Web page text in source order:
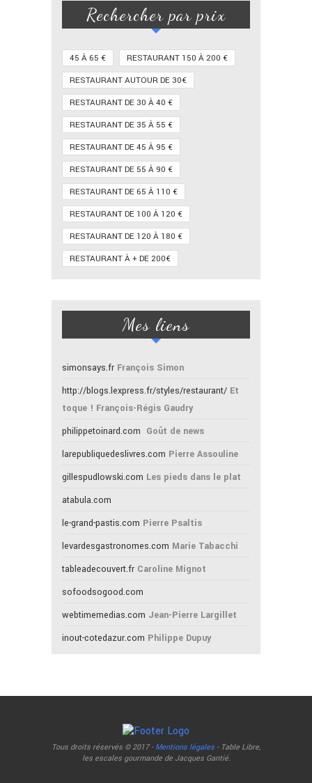
Rechercher par prix
45 À 65 €
RESTAURANT 150 À 200 €
RESTAURANT AUTOUR DE 30€
RESTAURANT DE 30 À 40 €
RESTAURANT DE 35 À 55 €
RESTAURANT DE 45 À 95 €
RESTAURANT DE 55 À 90 €
RESTAURANT DE 65 À 110 €
RESTAURANT DE 100 À 120 €
RESTAURANT DE 120 À 180 €
RESTAURANT À + DE 200€
Mes liens
simonsays.fr François Simon
http://blogs.lexpress.fr/styles/restaurant/ Et
toque ! François-Régis Gaudry
philippetoinard.com Goût de news
larepubliquedeslivres.com Pierre Assouline
gillespudlowski.com Les pieds dans le plat
atabula.com
le-grand-pastis.com Pierre Psaltis
levardesgastronomes.com Marie Tabacchi
tableadecouvert.fr Caroline Mignot
sofoodsogood.com
webtimemedias.com Jean-Pierre Largillet
inout-cotedazur.com Philippe Dupuy
Tous droits réservés © 2017 - Mentions légales - Table Libre,
les escales gourmande de Jacques Gantié.